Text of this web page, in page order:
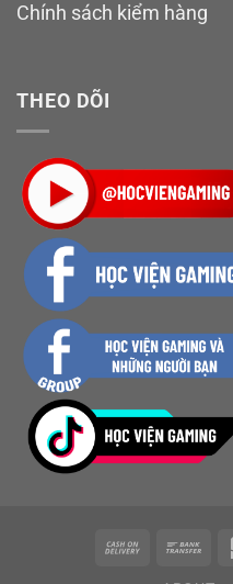
Chính sách kiểm hàng
THEO DÕI